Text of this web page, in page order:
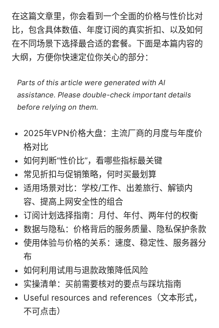
在这篇文章里，你会看到一个全面的价格与性价比对
比，包含具体数值、年度订阅的真实折扣、以及如何
在不同场景下选择最合适的套餐。下面是本篇内容的
大纲，方便你快速定位你关心的部分：
Parts of this article were generated with AI
assistance. Please double-check important details
before relying on them.
2025年VPN价格大盘：主流厂商的月度与年度价
格对比
如何判断“性价比”，看哪些指标最关键
常见折扣与促销策略，何时买最划算
适用场景对比：学校/工作、出差旅行、解锁内
容、提高上网安全性的组合
订阅计划选择指南：月付、年付、两年付的权衡
数据与隐私：价格背后的服务质量、隐私保护条款
使用体验与价格的关系：速度、稳定性、服务器分
布
如何利用试用与退款政策降低风险
实操清单：买前需要核对的要点与踩坑指南
Useful resources and references（文本形式，
不可点击）